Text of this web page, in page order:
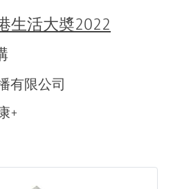
生活大奬2022
有限公司
+